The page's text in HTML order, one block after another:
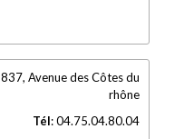
837, Avenue des Côtes du
rhône
Tél: 04.75.04.80.04